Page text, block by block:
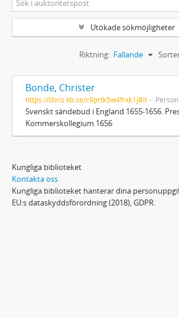
Utökade sökmöjligheter
Riktning: Fallande
Bonde, Christer
https://libris.kb.se/c9prtk5w4frxk1j#it Person
Svenskt sändebud i England 1655-1656.
Kommerskollegium 1656
Kungliga biblioteket
Kontakta oss
Kungliga biblioteket hanterar dina
EU:s dataskyddsförordning (2018), GDPR.